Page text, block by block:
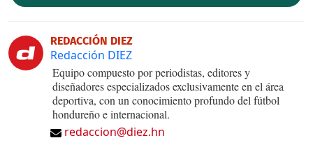
REDACCIÓN DIEZ
Redacción DIEZ
Equipo compuesto por periodistas, editores y
diseñadores especializados exclusivamente en el área
deportiva, con un conocimiento profundo del fútbol
hondureño e internacional.
redaccion@diez.hn